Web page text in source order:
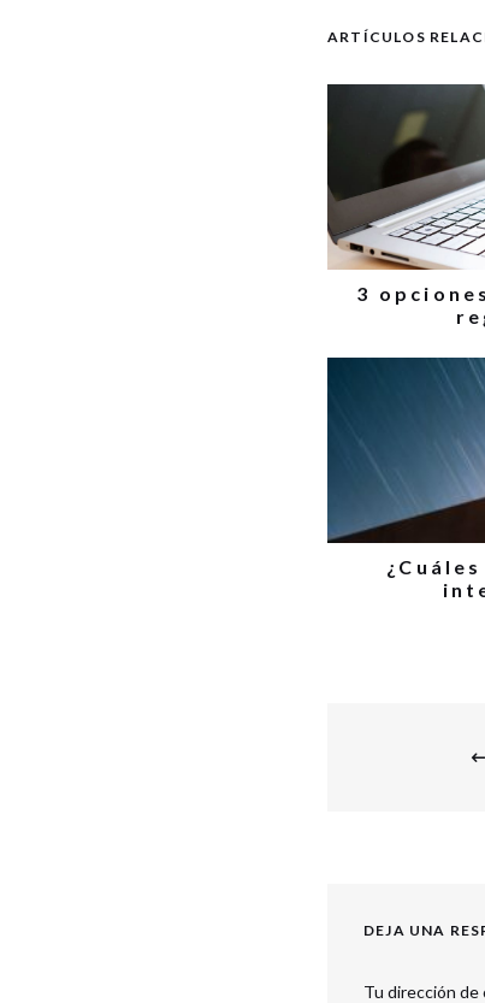
ARTÍCULOS
3
DEJA UNA
Tu dirección de